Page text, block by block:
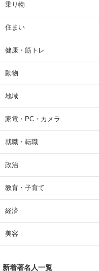
乗り物
住まい
健康・筋トレ
動物
地域
家電・PC・カメラ
就職・転職
政治
教育・子育て
経済
美容
新着著名人一覧